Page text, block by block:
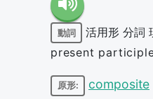
動詞 活用形 分詞
present
原形: composite